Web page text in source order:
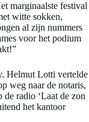
marginaalste festival
witte sokken,
al zijn nummers
voor het podium
Helmut Lotti vertelde
weg naar de notaris,
de radio ‘Laat de zon
het kantoor